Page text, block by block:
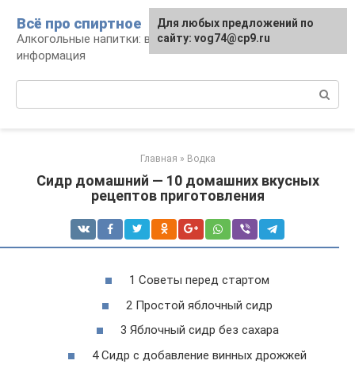
контенту
Всё про спиртное
Алкогольные напитки: виды, рецепты,
информация
Главная » Водка
Сидр домашний — 10 домашних вкусных
рецептов приготовления
1 Советы перед стартом
2 Простой яблочный сидр
3 Яблочный сидр без сахара
4 Сидр с добавление винных дрожжей
Для любых предложений по
сайту: vog74@cp9.ru